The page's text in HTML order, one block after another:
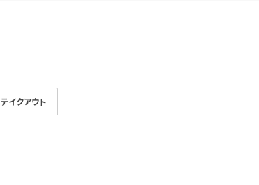
テイクアウト